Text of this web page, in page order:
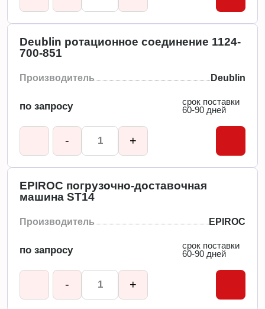
Deublin ротационное соединение 1124-
700-851
Производитель Deublin
по запросу
срок поставки
60-90 дней
- +
EPIROC погрузочно-доставочная
машина ST14
Производитель EPIROC
по запросу
срок поставки
60-90 дней
- +